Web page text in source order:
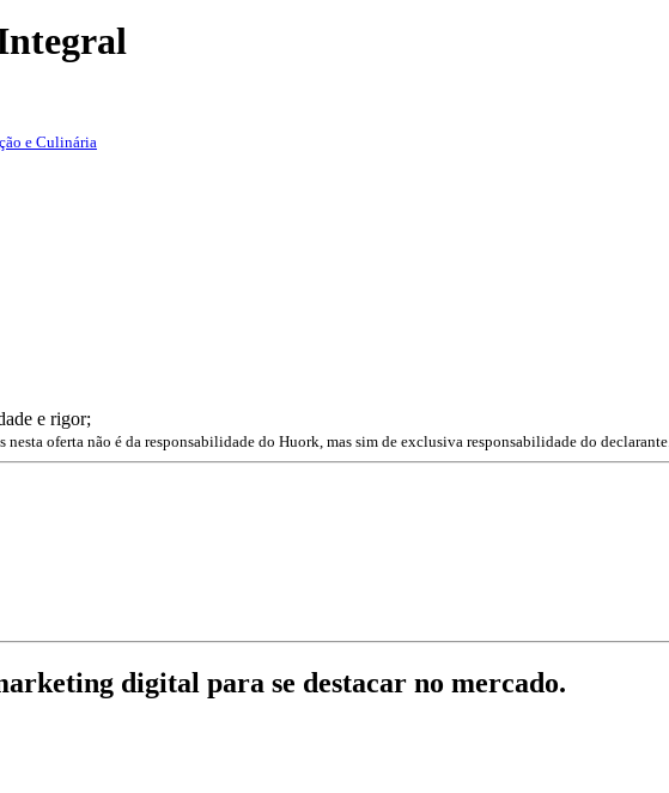
e Culinária
e rigor;
nesta oferta não é da responsabilidade do Huork, mas sim de exclusiva responsabilidade do declarante.
digital para se destacar no mercado.